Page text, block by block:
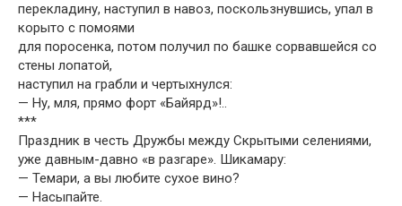
перекладину, наступил в навоз, поскользнувшись, упал в
корыто с помоями
для поросенка, потом получил по башке сорвавшейся со
стены лопатой,
наступил на грабли и чертыхнулся:
— Ну, мля, прямо форт «Байярд»!..
***
Праздник в честь Дружбы между Скрытыми селениями,
уже давным-давно «в разгаре». Шикамару:
— Темари, а вы любите сухое вино?
— Насыпайте.